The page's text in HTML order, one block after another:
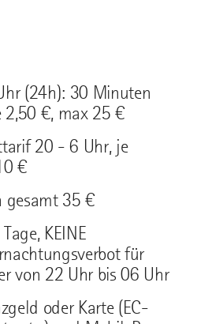
(24h): 30 Minuten
2,50 €, max 25 €
20 - 6 Uhr, je
€
gesamt 35 €
KEINE
für
von 22 Uhr bis 06 Uhr
oder Karte (EC-